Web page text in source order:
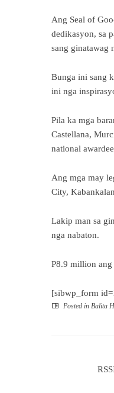
Ang Seal of
dedikasyon, sa
sang ginatawag
Bunga ini sang
ini nga
Pila ka mga
Castellana,
national
Ang mga may
City,
Lakip man sa
nga nabaton.
P8.9 million ang
[sibwp_form
Posted in Balita